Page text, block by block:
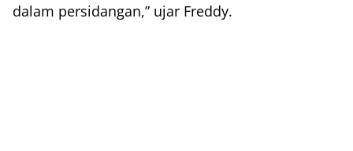
dalam persidangan,” ujar Freddy.